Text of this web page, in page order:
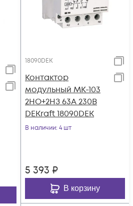
18090DEK
Контактор
модульный МК-103
2НО+2НЗ 63А 230В
DEKraft 18090DEK
В наличии: 4 шт
5 393 ₽
В корзину